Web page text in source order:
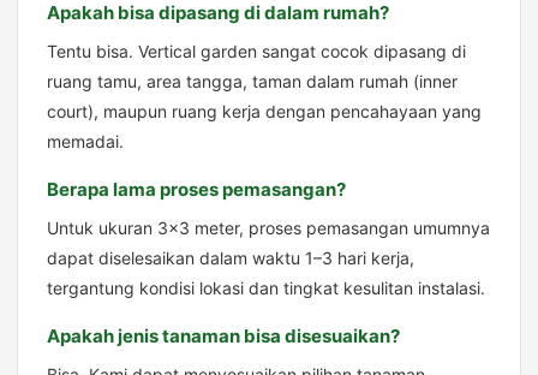
Apakah bisa dipasang di dalam rumah?
Tentu bisa. Vertical garden sangat cocok dipasang di
ruang tamu, area tangga, taman dalam rumah (inner
court), maupun ruang kerja dengan pencahayaan yang
memadai.
Berapa lama proses pemasangan?
Untuk ukuran 3×3 meter, proses pemasangan umumnya
dapat diselesaikan dalam waktu 1–3 hari kerja,
tergantung kondisi lokasi dan tingkat kesulitan instalasi.
Apakah jenis tanaman bisa disesuaikan?